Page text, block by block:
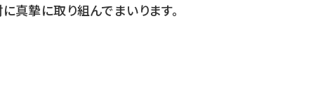
摯に取り組んでまいります。